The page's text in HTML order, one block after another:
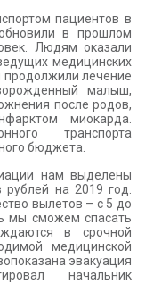
пациентов в
в прошлом
Людям оказали
медицинских
продолжили лечение
малыш,
после родов,
миокарда.
транспорта
бюджета.
нам выделены
на 2019 год.
вылетов – с 5 до
мы сможем спасать
в срочной
медицинской
эвакуация
начальник